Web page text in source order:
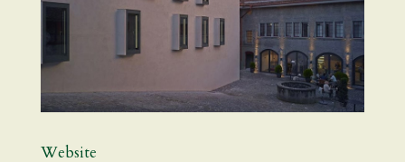
Website